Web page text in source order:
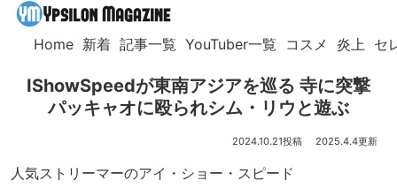
Home 新着 記事一覧 YouTuber一覧 コスメ 炎上 セ
IShowSpeedが東南アジアを巡る 寺に突撃
パッキャオに殴られシム・リウと遊ぶ
2024.10.21 2025.4.4
人気ストリーマーのアイ・ショー・スピード